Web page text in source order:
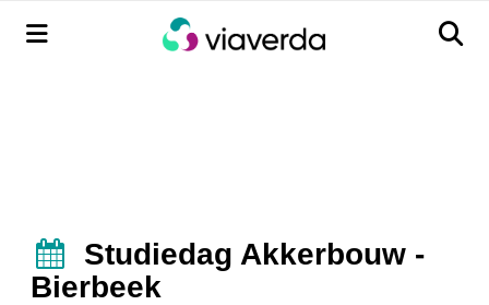
Menu Menu
Studiedag Akkerbouw -
Bierbeek